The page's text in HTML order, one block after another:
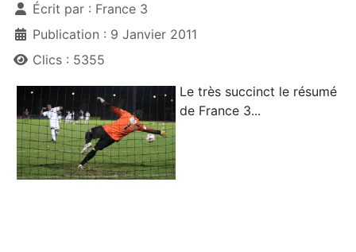
Écrit par : France 3
Publication : 9 Janvier 2011
Clics : 5355
Le très succinct le résumé
de France 3...